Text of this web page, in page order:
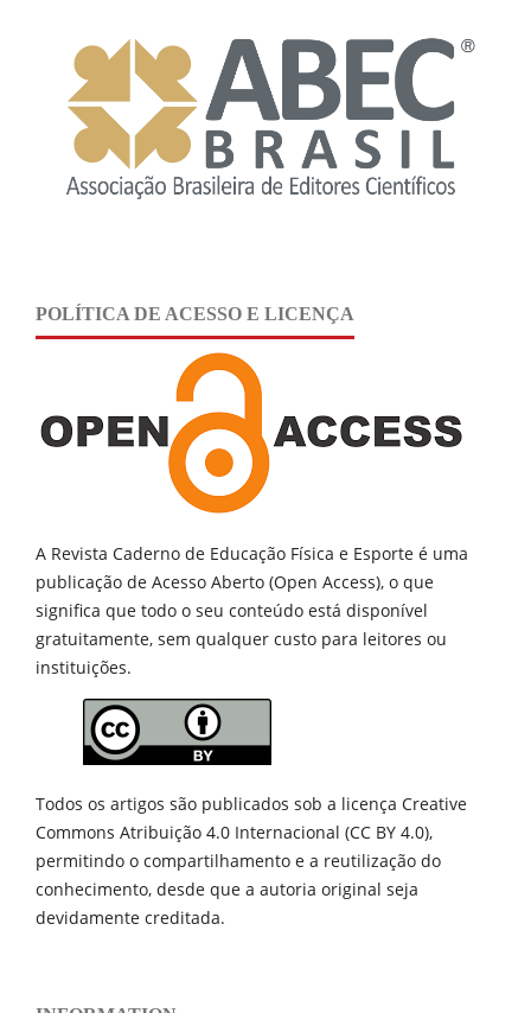
POLÍTICA DE ACESSO E LICENÇA
A Revista Caderno de Educação Física e Esporte é uma
publicação de Acesso Aberto (Open Access), o que
significa que todo o seu conteúdo está disponível
gratuitamente, sem qualquer custo para leitores ou
instituições.
Todos os artigos são publicados sob a licença Creative
Commons Atribuição 4.0 Internacional (CC BY 4.0),
permitindo o compartilhamento e a reutilização do
conhecimento, desde que a autoria original seja
devidamente creditada.